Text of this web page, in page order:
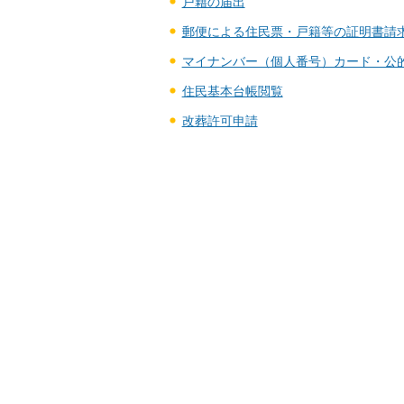
郵便による住民票・戸籍等の証明書請
マイナンバー（個人番号）カード・公
住民基本台帳閲覧
改葬許可申請